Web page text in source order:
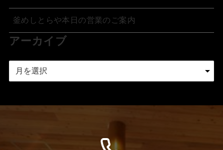
釜めしとらや本日の営業のご案内
アーカイブ